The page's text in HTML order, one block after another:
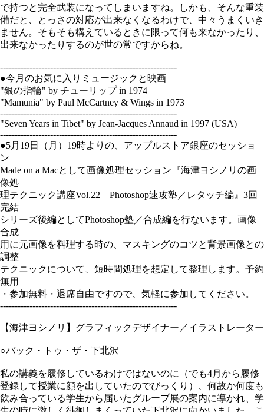
で持つと完全武装になってしまいますね。しかも、そんな重装
備だと、とっさの対応が出来なくなるわけで、中々うまくいき
ません。そもそも構えているときに限って何も来なかったり、
出来なかったりするのが世の常ですからね。
------------------------------------------------------------
●今月のお気に入りミュージックと映画
"銀の指輪" by チューリップ in 1974
"Mamunia" by Paul McCartney & Wings in 1973
------------------------------------------------------------
"Seven Years in Tibet" by Jean-Jacques Annaud in 1997 (USA)
------------------------------------------------------------
●5月19日（月）19時よりの、アップルストア銀座のセッショ
ン
Made on a Macとして画像処理セッション『海津ヨシノリの画
像処
理テクニック講座Vol.22 Photoshop速攻塾／レタッチ編』3回
完結
シリーズ後編としてPhotoshop塾／合成編を行ないます。画像
合成
用に元画像を料理する時の、マスキングのコツと背景画像との
調整
テクニックについて、短時間処理を想定して整理します。予約
無用
・参加無料・退席自由ですので、気軽に参加してください。
------------------------------------------------------------
【海津ヨシノリ】グラフィックデザイナー／イラストレーター
○バック・トゥ・ザ・下北沢
私の講義を履修しているわけではないのに（でも4月から履修
登録して授業に顔を出していたのでびっくり）、何故か何度も
飲み合っている学生から届いたグループ展の案内に導かれ、学